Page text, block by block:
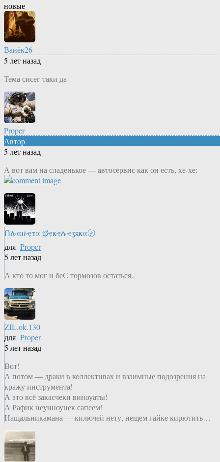
новые
Ванёк26
5 лет назад
Тема сисег таки да
Proper
Автор
5 лет назад
А вот вам на сладенькое — автосервис как он есть, хе-хе:
Ոሉαዙҿτα ಭҿҝҿሉҿʓяҝα〄
для Proper
5 лет назад
А кто то мог и беС тормозов остаться..
ZIL.ok.130
для Proper
5 лет назад
Вот!
А потом — драки в коллективах и взаимные подозрения на
кражу инструмента!
А это всё закасчеки виноуаты!
А Рафик неуиноунек сапсем!
Нащальникамана — килючей нету, нещем гайке кирютить…